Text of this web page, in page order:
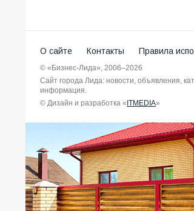
О сайте Контакты Правила
© «Бизнес-Лида», 2006–2026
Сайт города Лида: новости, объявления,
информация.
© Дизайн и разработка «ITMEDIA»